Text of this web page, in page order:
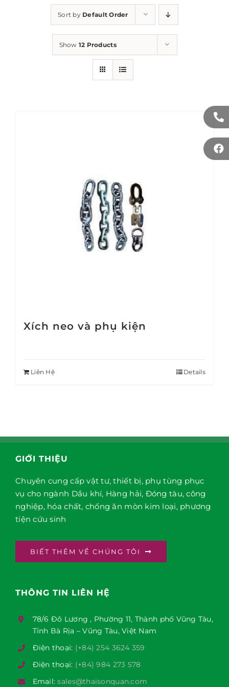
Sort by Default Order
Show 12 Products
Xích neo và phụ kiện
Liên Hệ Details
GIỚI THIỆU
Chuyên cung cấp vật tư, thiết bị, phụ tùng phục
vụ cho ngành Dầu khí, Hàng hải, Đóng tàu, công
nghiệp, hóa chất, chống ăn mòn kim loại, phương
tiện cứu sinh
BIẾT THÊM VỀ CHÚNG TÔI
THÔNG TIN LIÊN HỆ
78/6 Đô Lương , Phường 11, Thành phố Vũng Tàu,
Tỉnh Bà Rịa – Vũng Tàu, Việt Nam
Điện thoại: (+84) 254 3624 359
Điện thoại: (+84) 984 273 578
Email:sales@thaisonquan.com